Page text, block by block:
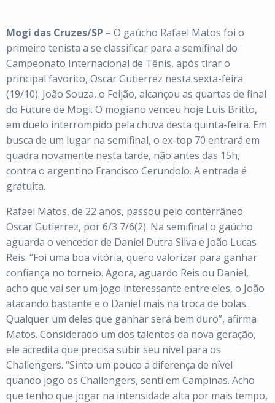
Mogi das Cruzes/SP – O gaúcho Rafael Matos foi o
primeiro tenista a se classificar para a semifinal do
Campeonato Internacional de Tênis, após tirar o
principal favorito, Oscar Gutierrez nesta sexta-feira
(19/10). João Souza, o Feijão, alcançou as quartas de final
do Future de Mogi. O mogiano venceu hoje Luis Britto,
em duelo interrompido pela chuva desta quinta-feira. Em
busca de um lugar na semifinal, o ex-top 70 entrará em
quadra novamente nesta tarde, não antes das 15h,
contra o argentino Francisco Cerundolo. A entrada é
gratuita.
Rafael Matos, de 22 anos, passou pelo conterrâneo
Oscar Gutierrez, por 6/3 7/6(2). Na semifinal o gaúcho
aguarda o vencedor de Daniel Dutra Silva e João Lucas
Reis. “Foi uma boa vitória, quero valorizar para ganhar
confiança no torneio. Agora, aguardo Reis ou Daniel,
acho que vai ser um jogo interessante entre eles, o João
atacando bastante e o Daniel mais na troca de bolas.
Qualquer um deles que ganhar será bem duro”, afirma
Matos. Considerado um dos talentos da nova geração,
ele acredita que precisa subir seu nível para os
Challengers. “Sinto um pouco a diferença de nível
quando jogo os Challengers, senti em Campinas. Acho
que tenho que jogar na intensidade alta por mais tempo,